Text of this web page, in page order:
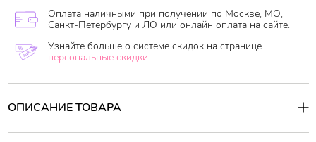
Оплата наличными при получении по Москве, МО,
Санкт-Петербургу и ЛО или онлайн оплата на сайте.
Узнайте больше о системе скидок на странице
персональные скидки.
ОПИСАНИЕ ТОВАРА
Мягко скатывает мертвые клетки кожи. Оставляет мягкую,